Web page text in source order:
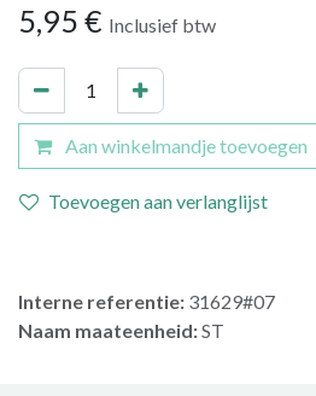
5,95 € Inclusief btw
Aan winkelmandje toevoegen
Toevoegen aan verlanglijst
Interne referentie: 31629#07
Naam maateenheid:ST